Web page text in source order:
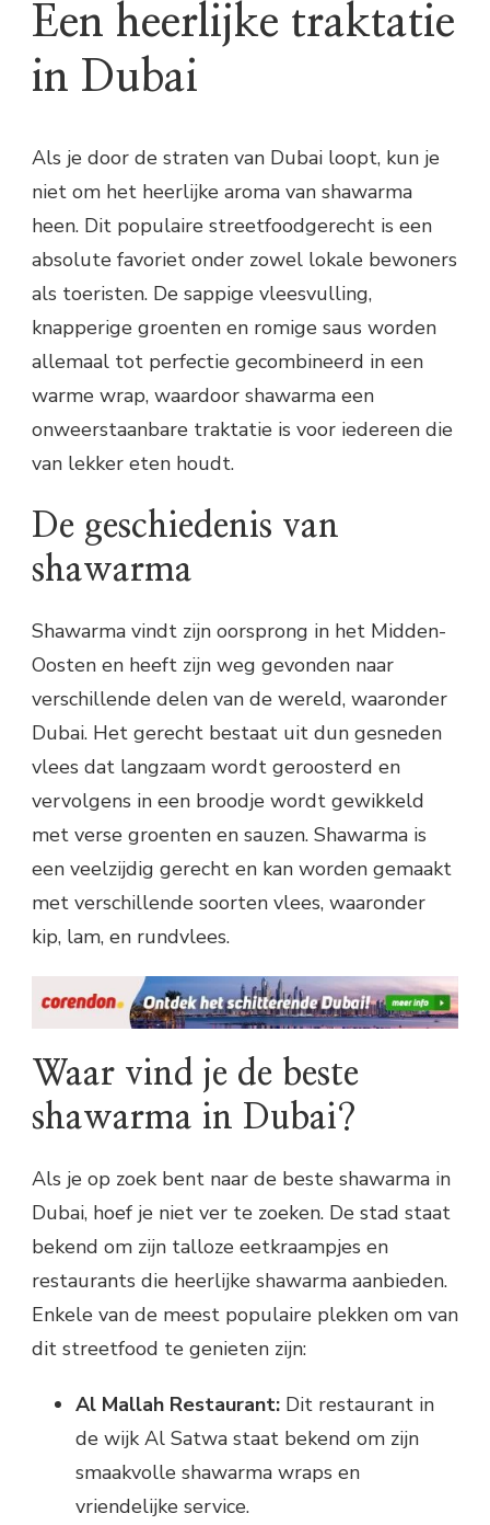
Een heerlijke traktatie
in Dubai
Als je door de straten van Dubai loopt, kun je
niet om het heerlijke aroma van shawarma
heen. Dit populaire streetfoodgerecht is een
absolute favoriet onder zowel lokale bewoners
als toeristen. De sappige vleesvulling,
knapperige groenten en romige saus worden
allemaal tot perfectie gecombineerd in een
warme wrap, waardoor shawarma een
onweerstaanbare traktatie is voor iedereen die
van lekker eten houdt.
De geschiedenis van
shawarma
Shawarma vindt zijn oorsprong in het Midden-
Oosten en heeft zijn weg gevonden naar
verschillende delen van de wereld, waaronder
Dubai. Het gerecht bestaat uit dun gesneden
vlees dat langzaam wordt geroosterd en
vervolgens in een broodje wordt gewikkeld
met verse groenten en sauzen. Shawarma is
een veelzijdig gerecht en kan worden gemaakt
met verschillende soorten vlees, waaronder
kip, lam, en rundvlees.
Waar vind je de beste
shawarma in Dubai?
Als je op zoek bent naar de beste shawarma in
Dubai, hoef je niet ver te zoeken. De stad staat
bekend om zijn talloze eetkraampjes en
restaurants die heerlijke shawarma aanbieden.
Enkele van de meest populaire plekken om van
dit streetfood te genieten zijn:
Al Mallah Restaurant: Dit restaurant in
de wijk Al Satwa staat bekend om zijn
smaakvolle shawarma wraps en
vriendelijke service.